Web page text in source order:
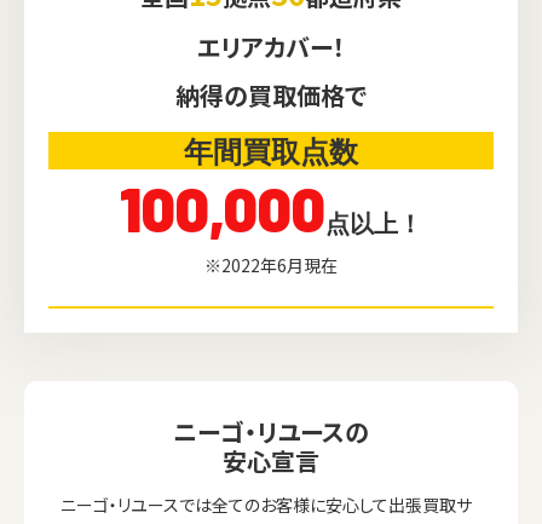
エリアカバー！
納得の買取価格で
年間買取点数
100,000点以上！
※2022年6月現在
ニーゴ・リユースの
安心宣言
ニーゴ・リユースでは全てのお客様に安心して出張買取サ